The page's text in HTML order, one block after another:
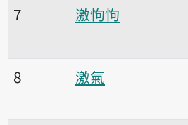
7
激怐怐
8 激氣